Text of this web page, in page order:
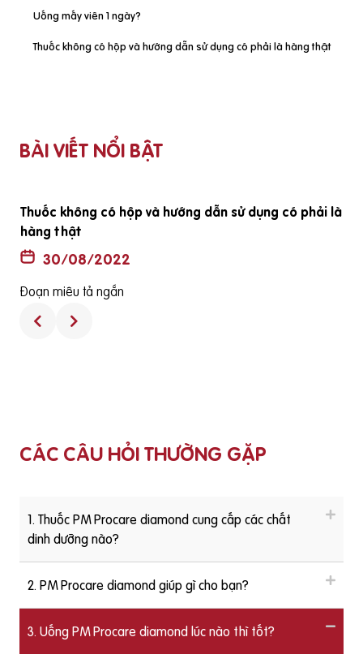
Uống mấy viên 1 ngày?
Thuốc không có hộp và hướng dẫn sử dụng có phải là hàng thật
BÀI VIẾT NỔI BẬT
Thuốc không có hộp và hướng dẫn sử dụng có phải là
hàng thật
30/08/2022
Đoạn miêu tả ngắn
CÁC CÂU HỎI THƯỜNG GẶP
1. Thuốc PM Procare diamond cung cấp các chất
dinh dưỡng nào?
2. PM Procare diamond giúp gì cho bạn?
3. Uống PM Procare diamond lúc nào thì tốt?